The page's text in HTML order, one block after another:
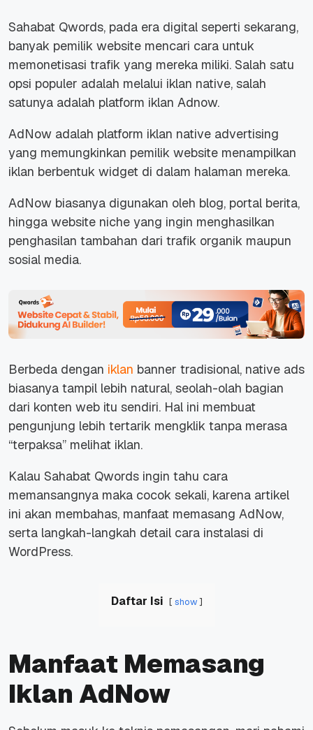
Sahabat Qwords, pada era digital seperti sekarang,
banyak pemilik website mencari cara untuk
memonetisasi trafik yang mereka miliki. Salah satu
opsi populer adalah melalui iklan native, salah
satunya adalah platform iklan Adnow.
AdNow adalah platform iklan native advertising
yang memungkinkan pemilik website menampilkan
iklan berbentuk widget di dalam halaman mereka.
AdNow biasanya digunakan oleh blog, portal berita,
hingga website niche yang ingin menghasilkan
penghasilan tambahan dari trafik organik maupun
sosial media.
Berbeda dengan iklan banner tradisional, native ads
biasanya tampil lebih natural, seolah-olah bagian
dari konten web itu sendiri. Hal ini membuat
pengunjung lebih tertarik mengklik tanpa merasa
“terpaksa” melihat iklan.
Kalau Sahabat Qwords ingin tahu cara
memansangnya maka cocok sekali, karena artikel
ini akan membahas, manfaat memasang AdNow,
serta langkah-langkah detail cara instalasi di
WordPress.
Daftar Isi show
Manfaat Memasang
Iklan AdNow